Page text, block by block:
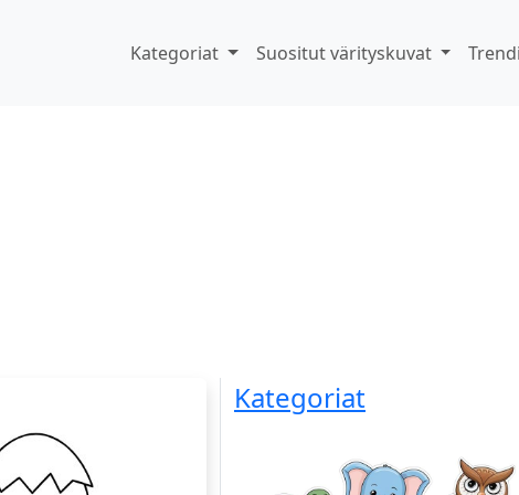
Kategoriat Suositut värityskuvat
Kategoriat